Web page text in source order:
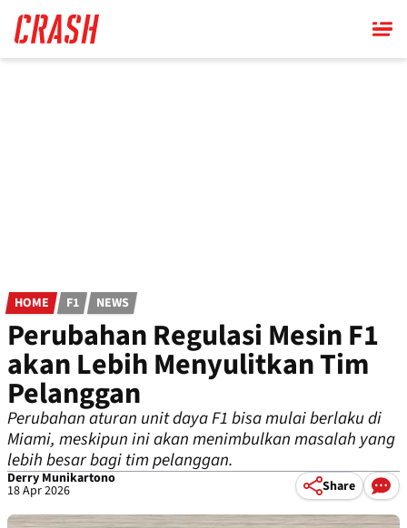
main
content
HOME F1 NEWS
Perubahan Regulasi Mesin F1
akan Lebih Menyulitkan Tim
Pelanggan
Perubahan aturan unit daya F1 bisa mulai berlaku di
Miami, meskipun ini akan menimbulkan masalah yang
lebih besar bagi tim pelanggan.
Derry Munikartono
18 Apr 2026 Share